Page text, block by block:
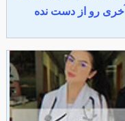
آخری رو از دست نده